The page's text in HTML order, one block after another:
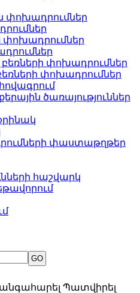
փոխադրումներ
փոխադրումներ
փոխադրումներ
փոխադրումներ
ծառայություններ
փաստաթղթեր
հաշվարկ
GO
Պատվիրել